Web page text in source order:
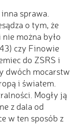
sprawa.
o tym, że
można było
czy Finowie
do ZSRS i
dwóch mocarstw
i światem.
Mogły ją
z dala od
w ten sposób z